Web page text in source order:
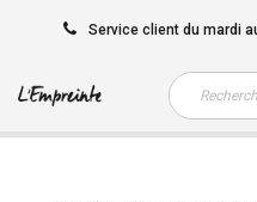
Service client du mardi